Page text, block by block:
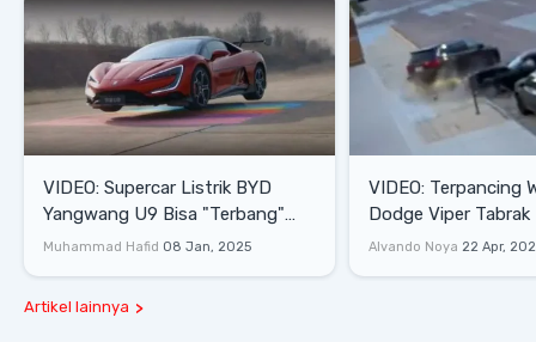
VIDEO: Supercar Listrik BYD
Yangwang U9 Bisa "Terbang"
Lewati Rintangan
Muhammad Hafid 08 Jan, 2025
VIDEO: Terpancing
Dodge Viper Tabrak
Saat Burnout
Alvando Noya 22 Apr,
Artikel lainnya